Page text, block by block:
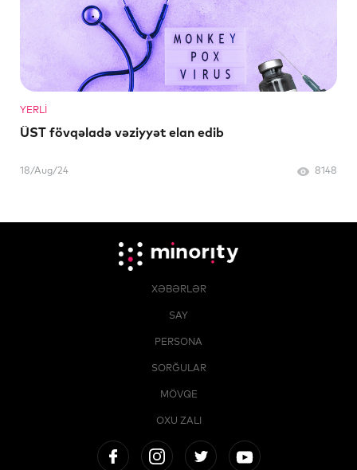
YERLI
ÜST fövqəladə vəziyyət elan edib
18/Aug/24 8148
XƏBƏRLƏR
SAY
PERSONA
SORĞULAR
MÖVQE
OXU ZALI